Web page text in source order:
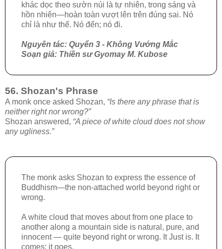
khác dọc theo sườn núi là tự nhiên, trong sáng và
hồn nhiên—hoàn toàn vượt lên trên đúng sai. Nó
chỉ là như thế. Nó đến; nó đi.
Nguyên tác: Quyển 3 - Không Vướng Mắc
Soạn giả: Thiền sư Gyomay M. Kubose
56. Shozan's Phrase
A monk once asked Shozan, “Is there any phrase that is
neither right nor wrong?”
Shozan answered, “A piece of white cloud does not show
any ugliness.”
The monk asks Shozan to express the essence of
Buddhism—the non-attached world beyond right or
wrong.
A white cloud that moves about from one place to
another along a mountain side is natural, pure, and
innocent — quite beyond right or wrong. It Just is. It
comes; it goes.